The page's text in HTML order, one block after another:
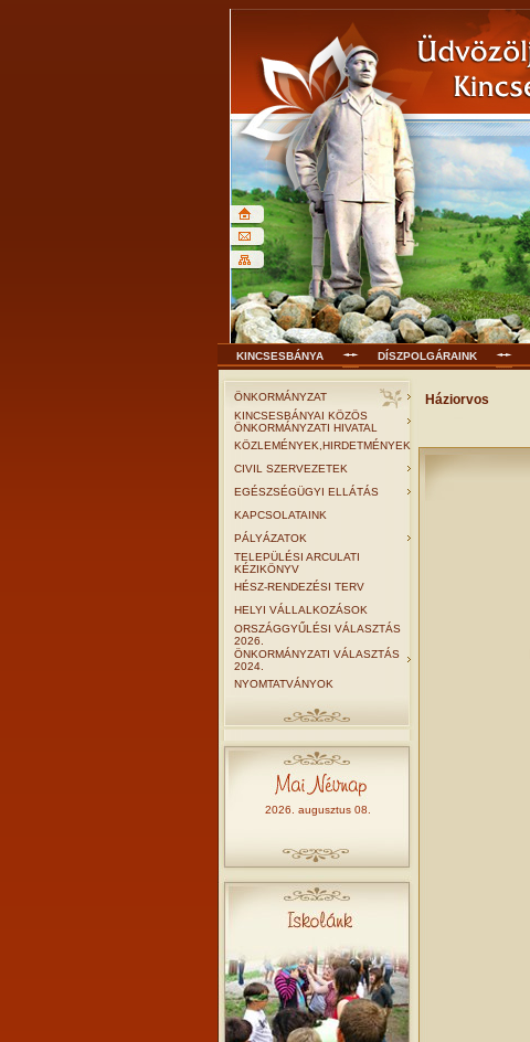
KINCSESBÁNYA DÍSZPOLGÁRAINK
ÖNKORMÁNYZAT
KINCSESBÁNYAI KÖZÖS
ÖNKORMÁNYZATI HIVATAL
KÖZLEMÉNYEK,HIRDETMÉNYEK
CIVIL SZERVEZETEK
EGÉSZSÉGÜGYI ELLÁTÁS
KAPCSOLATAINK
PÁLYÁZATOK
TELEPÜLÉSI ARCULATI
KÉZIKÖNYV
HÉSZ-RENDEZÉSI TERV
HELYI VÁLLALKOZÁSOK
ORSZÁGGYŰLÉSI VÁLASZTÁS
2026.
ÖNKORMÁNYZATI VÁLASZTÁS
2024.
NYOMTATVÁNYOK
2026. augusztus 08.
Háziorvos